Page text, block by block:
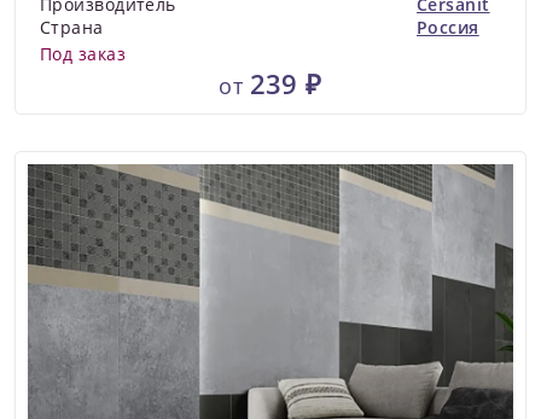
Страна
Россия
Под заказ
от 239 ₽